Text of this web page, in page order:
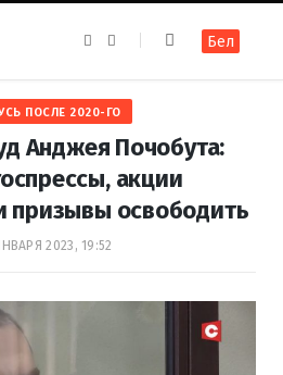
e
b
o
o
k
t
a
g
r
a
m
Бел
ПОСЛЕ 2020-ГО
Анджея Почобута:
акции
призывы освободить
2023, 19:52